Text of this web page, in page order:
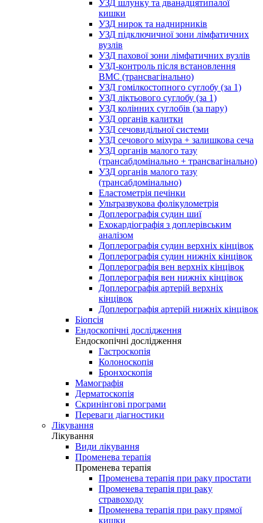
УЗД шлунку та дванадцятипалої
кишки
УЗД нирок та наднирників
УЗД підключичної зони лімфатичних
вузлів
УЗД пахової зони лімфатичних вузлів
УЗД-контроль після встановлення
ВМС (трансвагінально)
УЗД гомілкостопного суглобу (за 1)
УЗД ліктьового суглобу (за 1)
УЗД колінних суглобів (за пару)
УЗД органів калитки
УЗД сечовидільної системи
УЗД сечового міхура + залишкова сеча
УЗД органів малого тазу
(трансабдомінально + трансвагінально)
УЗД органів малого тазу
(трансабдомінально)
Еластометрія печінки
Ультразвукова фолікулометрія
Доплерографія судин шиї
Ехокардіографія з доплерівським
аналізом
Доплерографія судин верхніх кінцівок
Доплерографія судин нижніх кінцівок
Доплерографія вен верхніх кінцівок
Доплерографія вен нижніх кінцівок
Доплерографія артерій верхніх
кінцівок
Доплерографія артерій нижніх кінцівок
Біопсія
Ендоскопічні дослідження
Ендоскопічні дослідження
Гастроскопія
Колоноскопія
Бронхоскопія
Мамографія
Дерматоскопія
Скринінгові програми
Переваги діагностики
Лікування
Лікування
Види лікування
Променева терапія
Променева терапія
Променева терапія при раку простати
Променева терапія при раку
стравоходу
Променева терапія при раку прямої
кишки